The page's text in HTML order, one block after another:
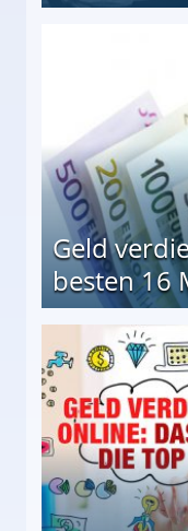
Geld
besten 16